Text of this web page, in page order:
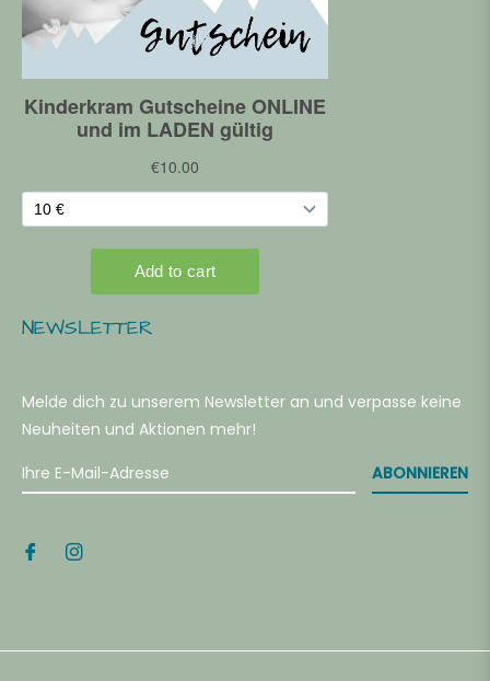
NEWSLETTER
Melde dich zu unserem Newsletter an und verpasse keine
Neuheiten und Aktionen mehr!
ABONNIEREN